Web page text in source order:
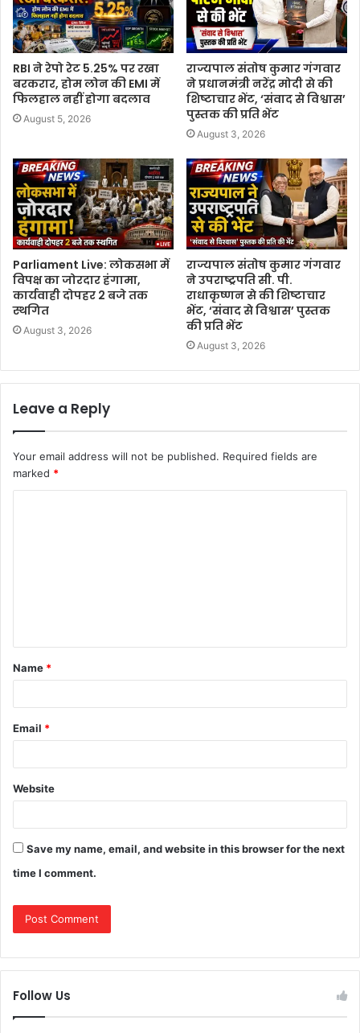
RBI ने रेपो रेट 5.25% पर रखा
बरकरार, होम लोन की EMI में
फिलहाल नहीं होगा बदलाव
August 5, 2026
राज्यपाल संतोष कुमार गंगवार
ने प्रधानमंत्री नरेंद्र मोदी से की
शिष्टाचार भेंट, ‘संवाद से विश्वास’
पुस्तक की प्रति भेंट
August 3, 2026
Parliament Live: लोकसभा में
विपक्ष का जोरदार हंगामा,
कार्यवाही दोपहर 2 बजे तक
स्थगित
August 3, 2026
राज्यपाल संतोष कुमार गंगवार
ने उपराष्ट्रपति सी. पी.
राधाकृष्णन से की शिष्टाचार
भेंट, ‘संवाद से विश्वास’ पुस्तक
की प्रति भेंट
August 3, 2026
Leave a Reply
Your email address will not be published. Required fields are
marked *
t
*
Name *
Email *
Website
Save my name, email, and website in this browser for the next
time I comment.
Follow Us